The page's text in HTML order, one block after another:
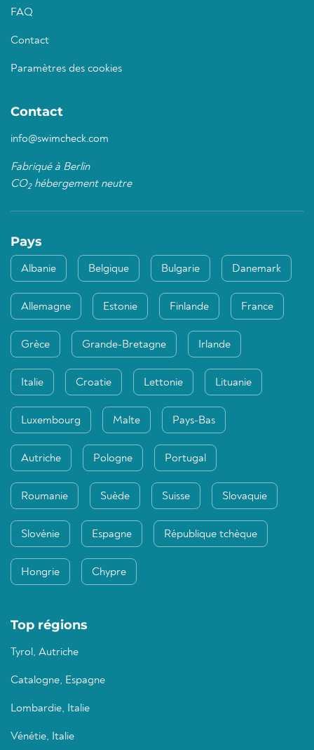
FAQ
Contact
Paramètres des cookies
Contact
info@swimcheck.com
Fabriqué à Berlin
CO2hébergement neutre
Pays
Albanie Belgique Bulgarie Danemark
Allemagne Estonie Finlande France
Grèce Grande-Bretagne Irlande
Italie Croatie Lettonie Lituanie
Luxembourg Malte Pays-Bas
Autriche Pologne Portugal
Roumanie Suède Suisse Slovaquie
Slovénie Espagne République tchèque
Hongrie Chypre
Top régions
Tyrol, Autriche
Catalogne, Espagne
Lombardie, Italie
Vénétie, Italie